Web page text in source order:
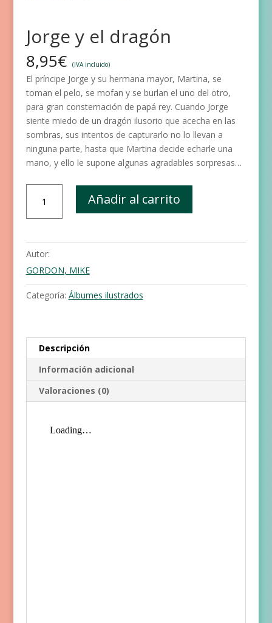
Jorge y el dragón
8,95€ (IVA incluido)
El príncipe Jorge y su hermana mayor, Martina, se
toman el pelo, se mofan y se burlan el uno del otro,
para gran consternación de papá rey. Cuando Jorge
siente miedo de un dragón ilusorio que acecha en las
sombras, sus intentos de capturarlo no lo llevan a
ninguna parte, hasta que Martina decide echarle una
mano, y ello le supone algunas agradables sorpresas…
el
cantidad
Añadir al carrito
Autor:
GORDON, MIKE
Categoría: Álbumes ilustrados
Descripción
Información adicional
Valoraciones (0)